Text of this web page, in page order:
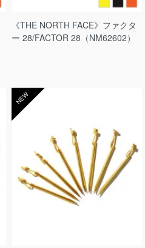
《THE NORTH FACE》ファクタ
ー 28/FACTOR 28（NM62602）
NEW